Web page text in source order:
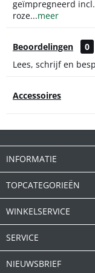
geïmpregneerd
roze...meer
Beoordelingen
0
Lees, schrijf en
Accessoires
INFORMATIE
TOPCATEGORIEËN
WINKELSERVICE
SERVICE
NIEUWSBRIEF